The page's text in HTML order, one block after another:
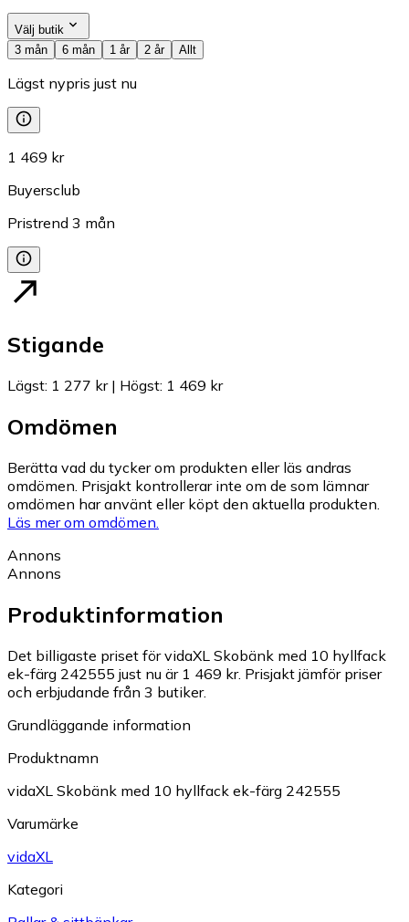
Välj butik
3 mån
6 mån 1 år 2 år Allt
Lägst nypris just nu
1 469 kr
Buyersclub
Pristrend 3 mån
Stigande
Lägst: 1 277 kr| Högst: 1 469 kr
Omdömen
Berätta vad du tycker om produkten eller läs andras
omdömen. Prisjakt kontrollerar inte om de som lämnar
omdömen har använt eller köpt den aktuella produkten.
Läs mer om omdömen.
Annons
Annons
Produktinformation
Det billigaste priset för vidaXL Skobänk med 10 hyllfack
ek-färg 242555 just nu är 1 469 kr. Prisjakt jämför priser
och erbjudande från 3 butiker.
Grundläggande information
Produktnamn
vidaXL Skobänk med 10 hyllfack ek-färg 242555
Varumärke
vidaXL
Kategori